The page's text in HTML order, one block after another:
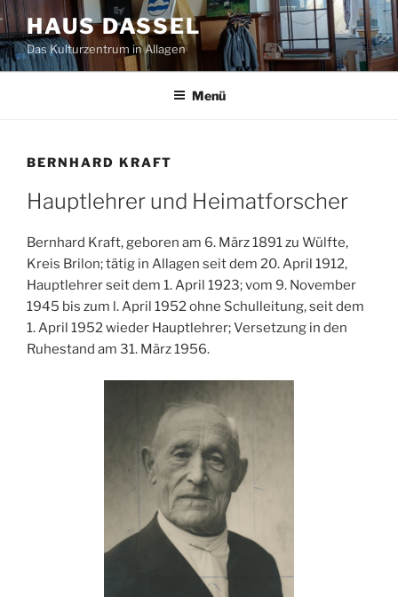
Zum
Inhalt
springen
HAUS DASSEL
Das Kulturzentrum in Allagen
Menü
BERNHARD KRAFT
Hauptlehrer und Heimatforscher
Bernhard Kraft, geboren am 6. März 1891 zu Wülfte,
Kreis Brilon; tätig in Allagen seit dem 20. April 1912,
Hauptlehrer seit dem 1. April 1923; vom 9. November
1945 bis zum l. April 1952 ohne Schulleitung, seit dem
1. April 1952 wieder Hauptlehrer; Versetzung in den
Ruhestand am 31. März 1956.